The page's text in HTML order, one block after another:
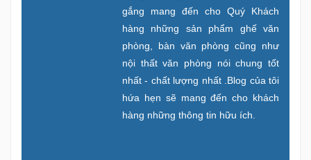
gắng mang đến cho Quý Khách
hàng những sản phẩm ghế văn
phòng, bàn văn phòng cũng như
nội thất văn phòng nói chung tốt
nhất - chất lượng nhất .Blog của tôi
hứa hẹn sẽ mang đến cho khách
hàng những thông tin hữu ích.